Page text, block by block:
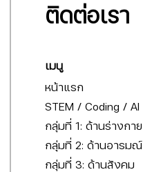
ติดต่อเรา
เมนู
หน้าแรก
STEM / Coding / AI
กลุ่มที่ 1: ด้านร่างกาย
กลุ่มที่ 2: ด้านอารมณ์
กลุ่มที่ 3: ด้านสังคม